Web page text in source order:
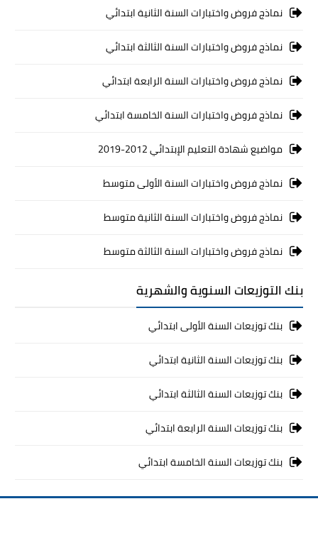
نماذج فروض واختبارات السنة الثانية ابتدائي
نماذج فروض واختبارات السنة الثالثة ابتدائي
نماذج فروض واختبارات السنة الرابعة ابتدائي
نماذج فروض واختبارات السنة الخامسة ابتدائي
مواضيع شهادة التعليم الإبتدائي 2012-2019
نماذج فروض واختبارات السنة الأولى متوسط
نماذج فروض واختبارات السنة الثانية متوسط
نماذج فروض واختبارات السنة الثالثة متوسط
بنك التوزيعات السنوية والشهرية
بنك توزيعات السنة الأولى ابتدائي
بنك توزيعات السنة الثانية ابتدائي
بنك توزيعات السنة الثالثة ابتدائي
بنك توزيعات السنة الرابعة ابتدائي
بنك توزيعات السنة الخامسة ابتدائي